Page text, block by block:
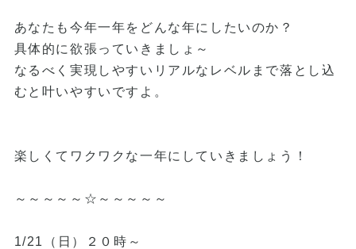
あなたも今年一年をどんな年にしたいのか？
具体的に欲張っていきましょ～
なるべく実現しやすいリアルなレベルまで落とし込
むと叶いやすいですよ。
楽しくてワクワクな一年にしていきましょう！
～～～～～☆～～～～～
1/21（日）２０時～